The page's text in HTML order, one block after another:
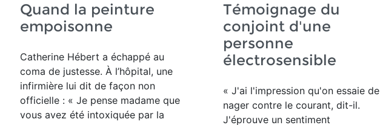
Quand la peinture
empoisonne
Catherine Hébert a échappé au
coma de justesse. À l’hôpital, une
infirmière lui dit de façon non
officielle : « Je pense madame que
vous avez été intoxiquée par la
Témoignage du
conjoint d'une
personne
électrosensible
« J'ai l'impression qu'on essaie de
nager contre le courant, dit-il.
J'éprouve un sentiment